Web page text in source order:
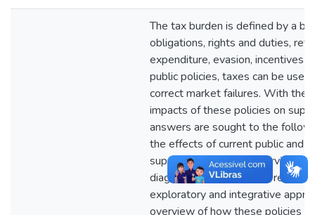
The tax burden is defined by a
obligations, rights and duties,
expenditure, evasion, incentives
public policies, taxes can be
correct market failures. With the
impacts of these policies on
answers are sought to the
the effects of current public and
supplementary health services in
diagnostic bibliographical
exploratory and integrative
overview of how these policies